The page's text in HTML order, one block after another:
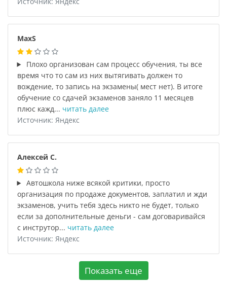
MaxS
Плохо организован сам процесс обучения, ты все
время что то сам из них вытягивать должен то
вождение, то запись на экзамены( мест нет). В итоге
обучение со сдачей экзаменов заняло 11 месяцев
плюс кажд... читать далее
Источник: Яндекс
Алексей С.
Автошкола ниже всякой критики, просто
организация по продаже документов, заплатил и жди
экзаменов, учить тебя здесь никто не будет, только
если за дополнительные деньги - сам договаривайся
с инструтор... читать далее
Источник: Яндекс
Показать еще